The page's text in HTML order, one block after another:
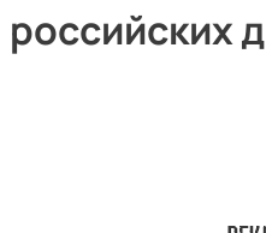
российских